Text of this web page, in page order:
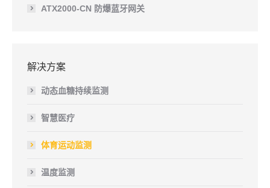
ATX2000-CN 防爆蓝牙网关
解决方案
动态血糖持续监测
智慧医疗
体育运动监测
温度监测